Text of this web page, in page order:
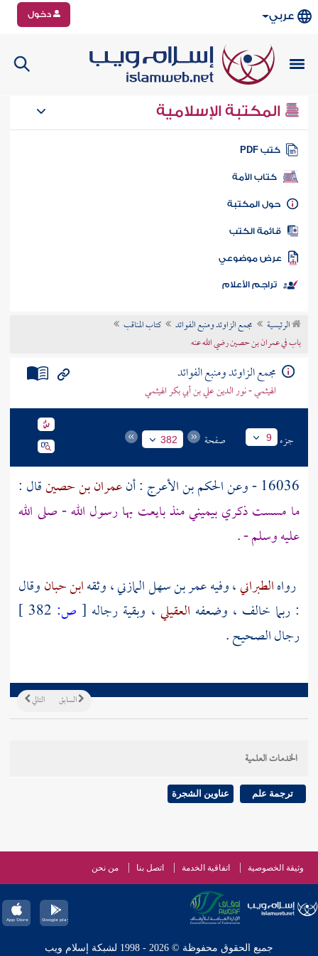
عربي دخول
المكتبة الإسلامية
كتب PDF
كتاب الأمة
المكتبة
الكتب
موضوعي
تراجم الأعلام
الرئيسية مجمع الزاوئد ومنبع الفوائد
كتاب المناقب
باب في عمران بن حصين رضي الله عنه
مجمع الزاوئد ومنبع الفوائد
الهيثمي - نور الدين علي بن أبي بكر الهيثمي
جزء 9 صفحة 382
16036 - وعن الحكم بن الأعرج : أنعمران بن حصينقال :
ما مسست ذكري بيميني منذ بايعت بها رسول الله - صلى الله
عليه وسلم - .
رواهالطبراني، وفيهعمر بن سهل المازني، وثقهابن حبانوقال
: ربما خالف ، وضعفه العقيلي ، وبقية رجاله [ ص:
رجال الصحيح .
التالي السابق
الخدمات العلمية
ترجمة علم عناوين الشجرة
وثيقة الخصوصية اتفاقية الخدمة اتصل بنا من نحن
جميع الحقوق محفوظة © 2026 - 1998 لشبكة إسلام ويب